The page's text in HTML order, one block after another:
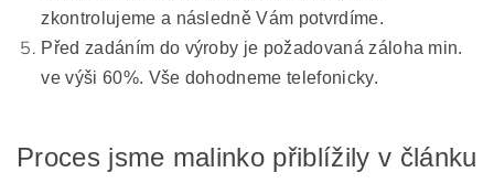
zkontrolujeme a následně Vám potvrdíme.
Před zadáním do výroby je požadovaná záloha min.
ve výši 60%. Vše dohodneme telefonicky.
Proces jsme malinko přiblížily v článku